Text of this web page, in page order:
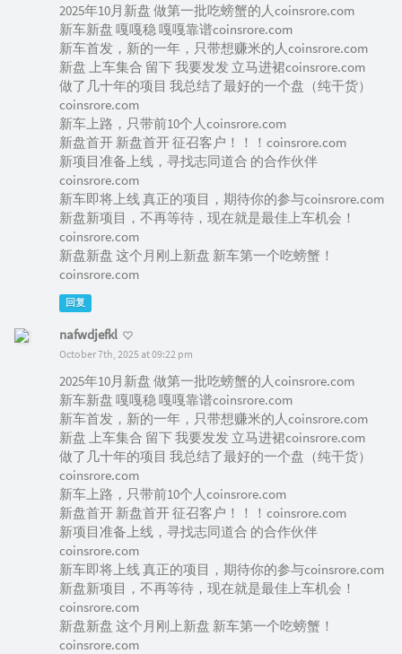
2025年10月新盘 做第一批吃螃蟹的人coinsrore.com
新车新盘 嘎嘎稳 嘎嘎靠谱coinsrore.com
新车首发，新的一年，只带想赚米的人coinsrore.com
新盘 上车集合 留下 我要发发 立马进裙coinsrore.com
做了几十年的项目 我总结了最好的一个盘（纯干货）
coinsrore.com
新车上路，只带前10个人coinsrore.com
新盘首开 新盘首开 征召客户！！！coinsrore.com
新项目准备上线，寻找志同道合 的合作伙伴
coinsrore.com
新车即将上线 真正的项目，期待你的参与coinsrore.com
新盘新项目，不再等待，现在就是最佳上车机会！
coinsrore.com
新盘新盘 这个月刚上新盘 新车第一个吃螃蟹！
coinsrore.com
回复
nafwdjefkl
October 7th, 2025 at 09:22 pm
2025年10月新盘 做第一批吃螃蟹的人coinsrore.com
新车新盘 嘎嘎稳 嘎嘎靠谱coinsrore.com
新车首发，新的一年，只带想赚米的人coinsrore.com
新盘 上车集合 留下 我要发发 立马进裙coinsrore.com
做了几十年的项目 我总结了最好的一个盘（纯干货）
coinsrore.com
新车上路，只带前10个人coinsrore.com
新盘首开 新盘首开 征召客户！！！coinsrore.com
新项目准备上线，寻找志同道合 的合作伙伴
coinsrore.com
新车即将上线 真正的项目，期待你的参与coinsrore.com
新盘新项目，不再等待，现在就是最佳上车机会！
coinsrore.com
新盘新盘 这个月刚上新盘 新车第一个吃螃蟹！
coinsrore.com